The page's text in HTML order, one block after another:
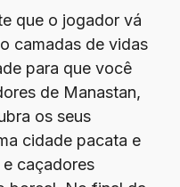
que o jogador vá
camadas de vidas
para que você
de Manastan,
os seus
cidade pacata e
caçadores